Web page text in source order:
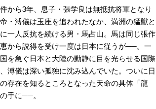
から3年、息子・張学良は無抵抗将軍となり
・溥儀は玉座を追われたなか、満洲の猛獣と
一人反抗を続ける男・馬占山。馬は同じ張作
から説得を受け一度は日本に従うが──。一
を急ぐ日本と大陸の動静に目を光らせる国際
溥儀は深い孤独に沈み込んでいた。ついに日
存在を知るところとなった天命の具体「龍
手に──。